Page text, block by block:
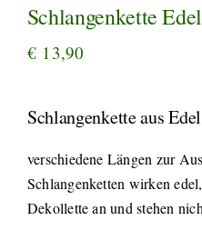
Schlangenkette
€ 13,90
Schlangenkette aus
verschiedene Längen zur
Schlangenketten wirken
Dekollette an und stehen